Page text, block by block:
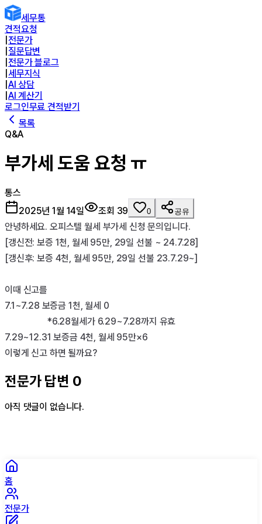
세무통
견적요청
전문가
질문답변
전문가 블로그
세무지식
AI 상담
AI 계산기
로그인무료 견적받기
목록
Q&A
부가세 도움 요청 ㅠ
통스
2025년 1월 14일
조회 39 0 공유
안녕하세요. 오피스텔 월세 부가세 신청 문의입니다.
[갱신전: 보증 1천, 월세 95만, 29일 선불 ~ 24.7.28]
[갱신후: 보증 4천, 월세 95만, 29일 선불 23.7.29~]
이때 신고를
7.1~7.28 보증금 1천, 월세 0
7.29~12.31 보증금 4천, 월세 95만×6
이렇게 신고 하면 될까요?
전문가 답변 0
아직 댓글이 없습니다.
홈
전문가